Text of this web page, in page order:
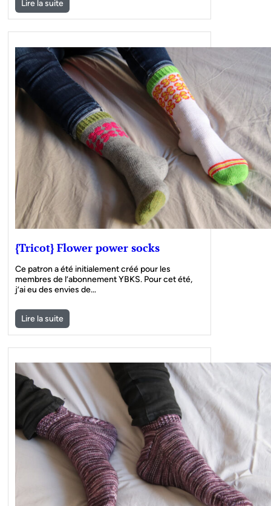
Lire la suite
{Tricot} Flower power socks
Ce patron a été initialement créé pour les
membres de l’abonnement YBKS. Pour cet été,
j’ai eu des envies de…
Lire la suite